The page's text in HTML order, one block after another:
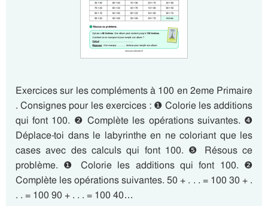
Exercices sur les compléments à 100 en 2eme Primaire
. Consignes pour les exercices : ❶ Colorie les additions
qui font 100. ❷ Complète les opérations suivantes. ❹
Déplace-toi dans le labyrinthe en ne coloriant que les
cases avec des calculs qui font 100. ❺ Résous ce
problème. ❶ Colorie les additions qui font 100. ❷
Complète les opérations suivantes. 50 + . . . = 100 30 + .
. . = 100 90 + . . . = 100 40…